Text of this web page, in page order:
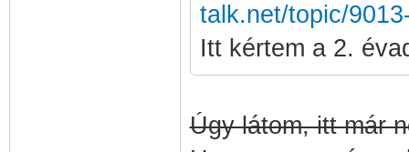
talk.net/topic/
Itt kértem a 2.
Úgy látom, itt már